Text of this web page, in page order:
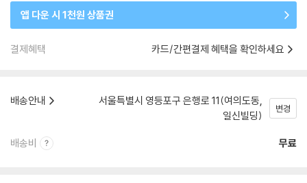
앱 다운 시 1천원 상품권
결제혜택 카드/간편결제 혜택을 확인하세요
배송안내
서울특별시 영등포구 은행로 11(여의도동,
일신빌딩)
변경
배송비 무료